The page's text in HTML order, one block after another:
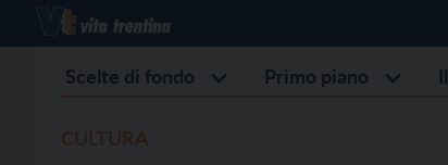
Scelte di fondo Primo piano